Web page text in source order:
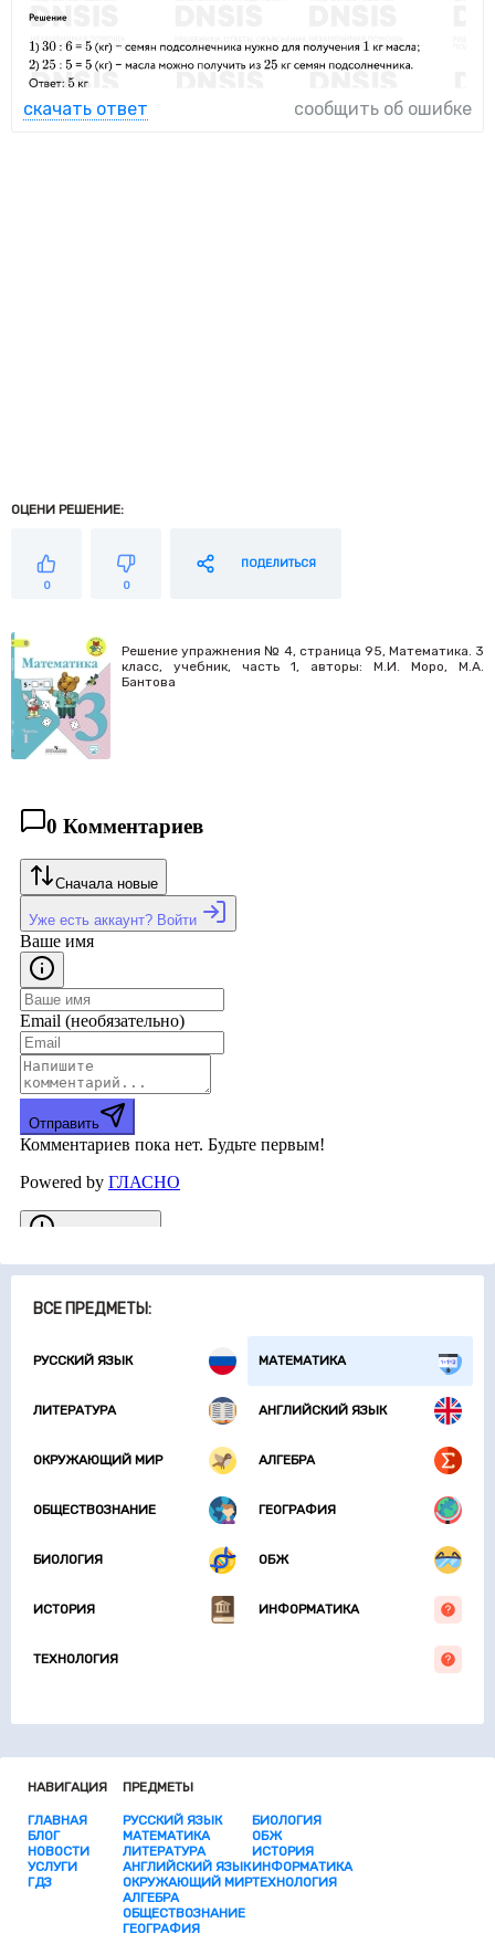
ВСЕ ПРЕДМЕТЫ:
РУССКИЙ ЯЗЫК МАТЕМАТИКА
ЛИТЕРАТУРА АНГЛИЙСКИЙ ЯЗЫК
ОКРУЖАЮЩИЙ МИР АЛГЕБРА
ОБЩЕСТВОЗНАНИЕ ГЕОГРАФИЯ
БИОЛОГИЯ ОБЖ
ИСТОРИЯ ИНФОРМАТИКА
ТЕХНОЛОГИЯ
скачать ответ сообщить об ошибке
ОЦЕНИ РЕШЕНИЕ:
0 0
ПОДЕЛИТЬСЯ
Решение упражнения № 4, страница 95, Математика. 3
класс, учебник, часть 1, авторы: М.И. Моро, М.А.
Бантова
НАВИГАЦИЯ
ГЛАВНАЯ
БЛОГ
НОВОСТИ
УСЛУГИ
ГДЗ
ПРЕДМЕТЫ
РУССКИЙ ЯЗЫК
МАТЕМАТИКА
ЛИТЕРАТУРА
АНГЛИЙСКИЙ ЯЗЫК
ОКРУЖАЮЩИЙ МИР
АЛГЕБРА
ОБЩЕСТВОЗНАНИЕ
ГЕОГРАФИЯ
БИОЛОГИЯ
ОБЖ
ИСТОРИЯ
ИНФОРМАТИКА
ТЕХНОЛОГИЯ